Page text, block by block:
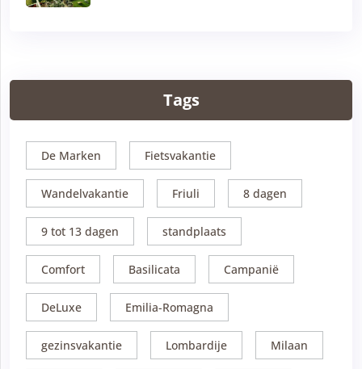
Tags
De Marken Fietsvakantie
Wandelvakantie Friuli 8 dagen
9 tot 13 dagen standplaats
Comfort Basilicata Campanië
DeLuxe Emilia-Romagna
gezinsvakantie Lombardije Milaan